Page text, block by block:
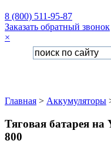
8 (800) 511-95-87
Заказать обратный звонок
×
Главная > Аккумуляторы
Тяговая батарея на
800